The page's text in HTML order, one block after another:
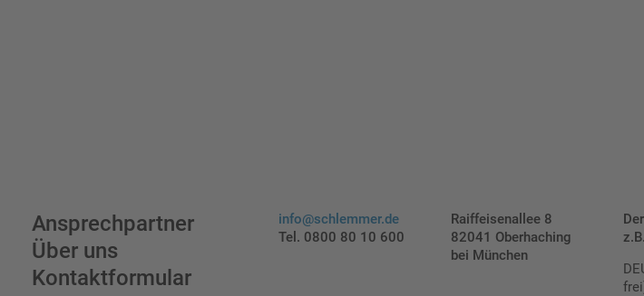
Ansprechpartner
Über uns
Kontaktformular
info@schlemmer.de
Tel. 0800 80 10 600
Raiffeisenallee 8
82041 Oberhaching
bei München